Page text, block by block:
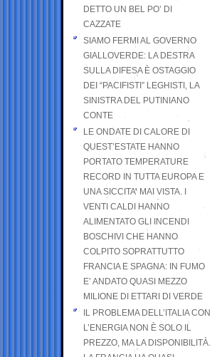
DETTO UN BEL PO’ DI
CAZZATE
SIAMO FERMI AL GOVERNO
GIALLOVERDE: LA DESTRA
SULLA DIFESA È OSTAGGIO
DEI “PACIFISTI” LEGHISTI, LA
SINISTRA DEL PUTINIANO
CONTE
LE ONDATE DI CALORE DI
QUEST’ESTATE HANNO
PORTATO TEMPERATURE
RECORD IN TUTTA EUROPA E
UNA SICCITA’ MAI VISTA. I
VENTI CALDI HANNO
ALIMENTATO GLI INCENDI
BOSCHIVI CHE HANNO
COLPITO SOPRATTUTTO
FRANCIA E SPAGNA: IN FUMO
E’ ANDATO QUASI MEZZO
MILIONE DI ETTARI DI VERDE
IL PROBLEMA DELL’ITALIA CON
L’ENERGIA NON È SOLO IL
PREZZO, MA LA DISPONIBILITÀ.